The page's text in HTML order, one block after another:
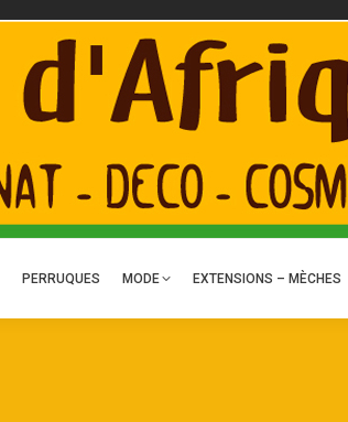
PERRUQUES MODE EXTENSIONS – MÈCHES
TRESSES TISSAGES DREADLOCKS